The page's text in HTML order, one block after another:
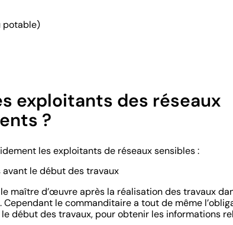
potable)
exploitants des réseaux
?
les exploitants de réseaux sensibles :
avant le début des travaux
maître d’œuvre après la réalisation des travaux
Cependant le commanditaire a tout de même
début des travaux, pour obtenir les informations